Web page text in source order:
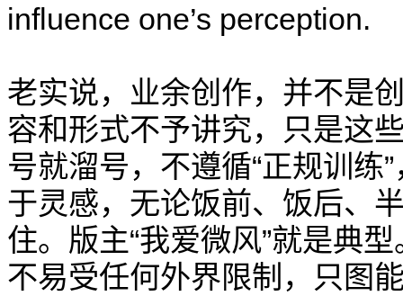
influence one’s perception.
老实说，业余创作，并不是
容和形式不予讲究，只是这
号就溜号，不遵循“正规训练
于灵感，无论饭前、饭后、
住。版主“我爱微风”就是典
不易受任何外界限制，只图